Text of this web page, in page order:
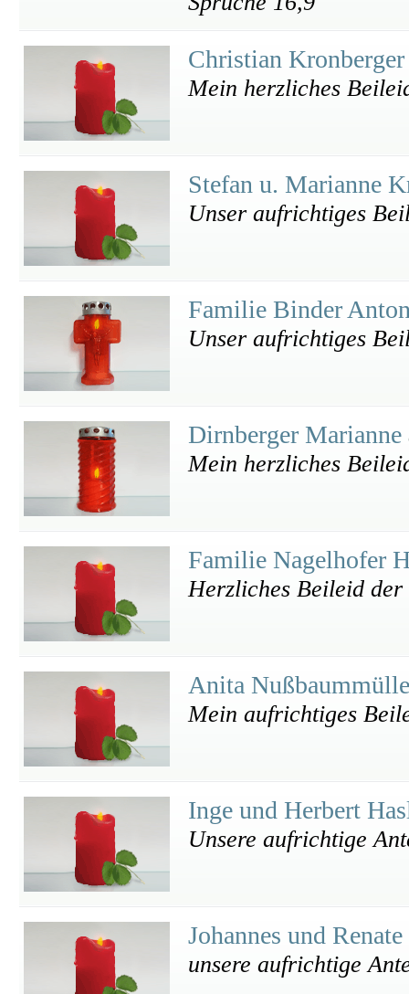
Christian
Mein herzliches
Stefan u. Marianne
Unser aufrichtiges
Familie Binder
Unser aufrichtiges
Dirnberger Marianne
Mein herzliches
Familie Nagelhofer
Herzliches Beileid
Anita
Mein aufrichtiges
Inge und Herbert
Unsere aufrichtige
Johannes und
unsere aufrichtige